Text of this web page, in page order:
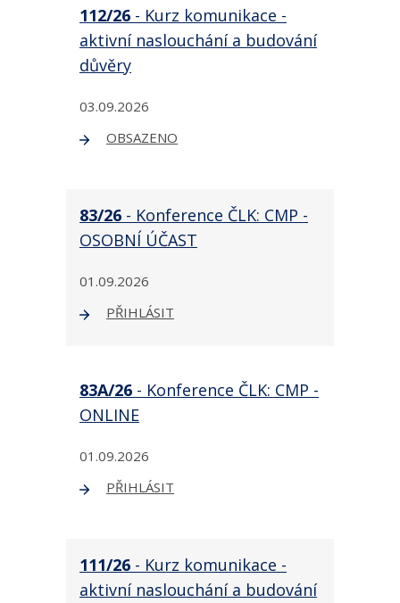
112/26 - Kurz komunikace -
aktivní naslouchání a budování
důvěry
03.09.2026
OBSAZENO
83/26 - Konference ČLK: CMP -
OSOBNÍ ÚČAST
01.09.2026
PŘIHLÁSIT
83A/26 - Konference ČLK: CMP -
ONLINE
01.09.2026
PŘIHLÁSIT
111/26 - Kurz komunikace -
aktivní naslouchání a budování